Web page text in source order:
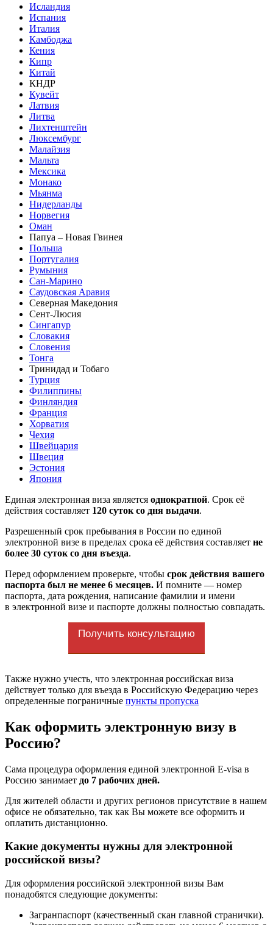
Исландия
Испания
Италия
Камбоджа
Кения
Кипр
Китай
КНДР
Кувейт
Латвия
Литва
Лихтенштейн
Люксембург
Малайзия
Мальта
Мексика
Монако
Мьянма
Нидерланды
Норвегия
Оман
Папуа – Новая Гвинея
Польша
Португалия
Румыния
Сан-Марино
Саудовская Аравия
Северная Македония
Сент-Люсия
Сингапур
Словакия
Словения
Тонга
Тринидад и Тобаго
Турция
Филиппины
Финляндия
Франция
Хорватия
Чехия
Швейцария
Швеция
Эстония
Япония
Единая электронная виза является однократной. Срок её
действия составляет 120 суток со дня выдачи.
Разрешенный срок пребывания в России по единой
электронной визе в пределах срока её действия составляет не
более 30 суток со дня въезда.
Перед оформлением проверьте, чтобы срок действия вашего
паспорта был не менее 6 месяцев. И помните — номер
паспорта, дата рождения, написание фамилии и имени
в электронной визе и паспорте должны полностью совпадать.
Получить консультацию
Также нужно учесть, что электронная российская виза
действует только для въезда в Российскую Федерацию через
определенные пограничные пункты пропуска
Как оформить электронную визу в
Россию?
Сама процедура оформления единой электронной E-visa в
Россию занимает до 7 рабочих дней.
Для жителей области и других регионов присутствие в нашем
офисе не обязательно, так как Вы можете все оформить и
оплатить дистанционно.
Какие документы нужны для электронной
российской визы?
Для оформления российской электронной визы Вам
понадобятся следующие документы:
Загранпаспорт (качественный скан главной странички).